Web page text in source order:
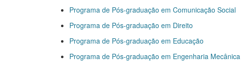
Programa de Pós-graduação em Comunicação Social
Programa de Pós-graduação em Direito
Programa de Pós-graduação em Educação
Programa de Pós-graduação em Engenharia Mecânica